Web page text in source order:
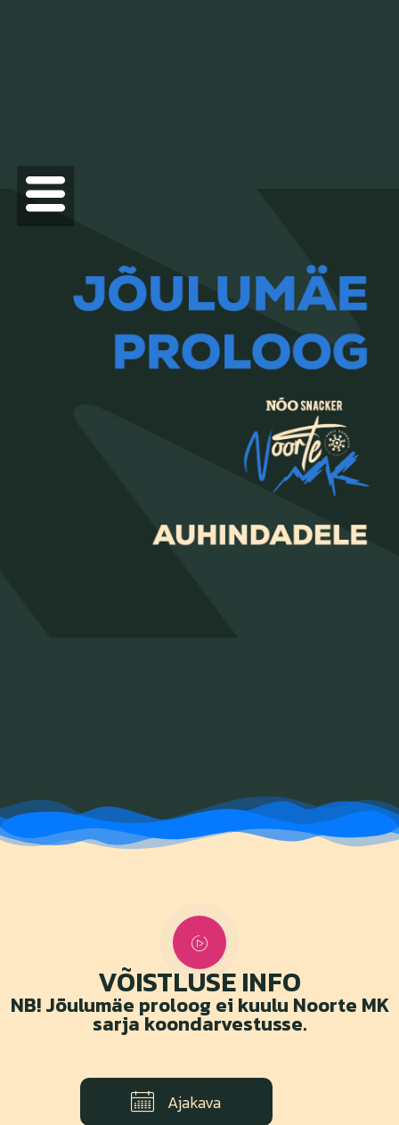
VÕISTLUSE INFO
NB! Jõulumäe proloog ei kuulu Noorte MK
sarja koondarvestusse.
Ajakava